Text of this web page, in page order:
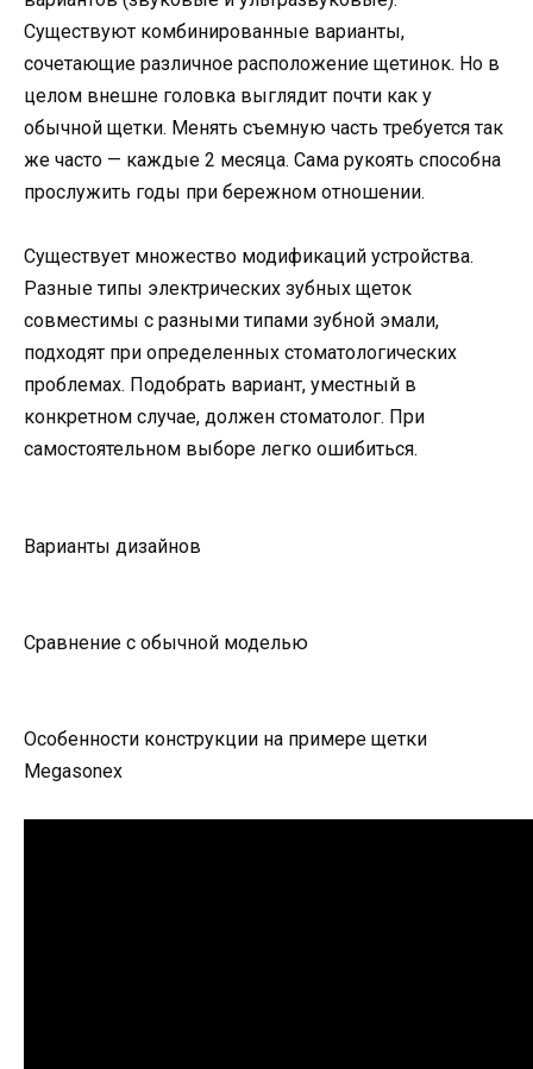
Существуют комбинированные варианты,
сочетающие различное расположение щетинок. Но в
целом внешне головка выглядит почти как у
обычной щетки. Менять съемную часть требуется так
же часто — каждые 2 месяца. Сама рукоять способна
прослужить годы при бережном отношении.
Существует множество модификаций устройства.
Разные типы электрических зубных щеток
совместимы с разными типами зубной эмали,
подходят при определенных стоматологических
проблемах. Подобрать вариант, уместный в
конкретном случае, должен стоматолог. При
самостоятельном выборе легко ошибиться.
Варианты дизайнов
Сравнение с обычной моделью
Особенности конструкции на примере щетки
Megasonex